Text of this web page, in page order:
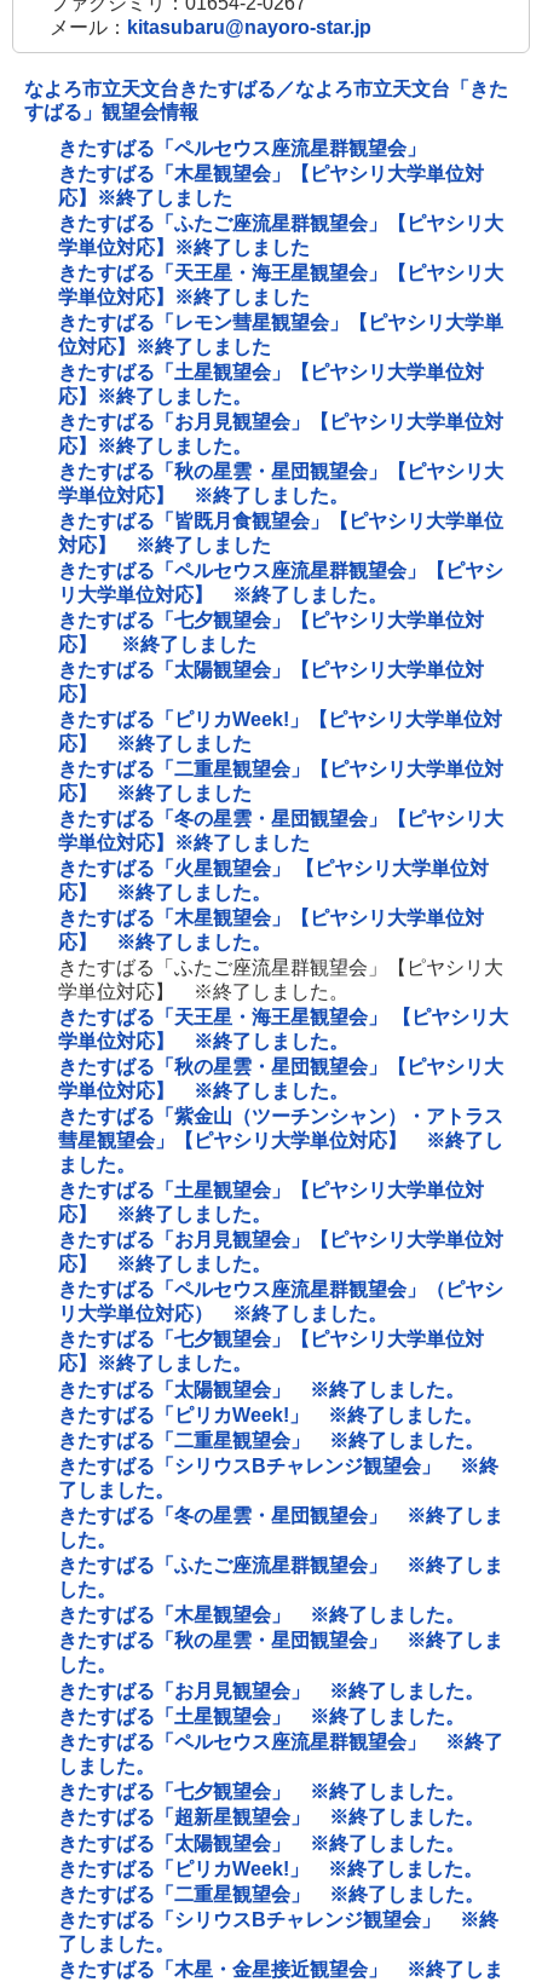
メール： kitasubaru@nayoro-star.jp
なよろ市立天文台きたすばる／なよろ市立天文台「きた
すばる」観望会情報
きたすばる「ペルセウス座流星群観望会」
きたすばる「木星観望会」【ピヤシリ大学単位対
応】※終了しました
きたすばる「ふたご座流星群観望会」【ピヤシリ大
学単位対応】※終了しました
きたすばる「天王星・海王星観望会」【ピヤシリ大
学単位対応】※終了しました
きたすばる「レモン彗星観望会」【ピヤシリ大学単
位対応】※終了しました
きたすばる「土星観望会」【ピヤシリ大学単位対
応】※終了しました。
きたすばる「お月見観望会」【ピヤシリ大学単位対
応】※終了しました。
きたすばる「秋の星雲・星団観望会」【ピヤシリ大
学単位対応】 ※終了しました。
きたすばる「皆既月食観望会」【ピヤシリ大学単位
対応】 ※終了しました
きたすばる「ペルセウス座流星群観望会」【ピヤシ
リ大学単位対応】 ※終了しました。
きたすばる「七夕観望会」【ピヤシリ大学単位対
応】 ※終了しました
きたすばる「太陽観望会」【ピヤシリ大学単位対
応】
きたすばる「ピリカWeek!」【ピヤシリ大学単位対
応】 ※終了しました
きたすばる「二重星観望会」【ピヤシリ大学単位対
応】 ※終了しました
きたすばる「冬の星雲・星団観望会」【ピヤシリ大
学単位対応】※終了しました
きたすばる「火星観望会」 【ピヤシリ大学単位対
応】 ※終了しました。
きたすばる「木星観望会」【ピヤシリ大学単位対
応】 ※終了しました。
きたすばる「ふたご座流星群観望会」【ピヤシリ大
学単位対応】 ※終了しました。
きたすばる「天王星・海王星観望会」 【ピヤシリ大
学単位対応】 ※終了しました。
きたすばる「秋の星雲・星団観望会」【ピヤシリ大
学単位対応】 ※終了しました。
きたすばる「紫金山（ツーチンシャン）・アトラス
彗星観望会」【ピヤシリ大学単位対応】 ※終了し
ました。
きたすばる「土星観望会」【ピヤシリ大学単位対
応】 ※終了しました。
きたすばる「お月見観望会」【ピヤシリ大学単位対
応】 ※終了しました。
きたすばる「ペルセウス座流星群観望会」（ピヤシ
リ大学単位対応） ※終了しました。
きたすばる「七夕観望会」【ピヤシリ大学単位対
応】※終了しました。
きたすばる「太陽観望会」 ※終了しました。
きたすばる「ピリカWeek!」 ※終了しました。
きたすばる「二重星観望会」 ※終了しました。
きたすばる「シリウスBチャレンジ観望会」 ※終
了しました。
きたすばる「冬の星雲・星団観望会」 ※終了しま
した。
きたすばる「ふたご座流星群観望会」 ※終了しま
した。
きたすばる「木星観望会」 ※終了しました。
きたすばる「秋の星雲・星団観望会」 ※終了しま
した。
きたすばる「お月見観望会」 ※終了しました。
きたすばる「土星観望会」 ※終了しました。
きたすばる「ペルセウス座流星群観望会」 ※終了
しました。
きたすばる「七夕観望会」 ※終了しました。
きたすばる「超新星観望会」 ※終了しました。
きたすばる「太陽観望会」 ※終了しました。
きたすばる「ピリカWeek!」 ※終了しました。
きたすばる「二重星観望会」 ※終了しました。
きたすばる「シリウスBチャレンジ観望会」 ※終
了しました。
きたすばる「木星・金星接近観望会」 ※終了しま